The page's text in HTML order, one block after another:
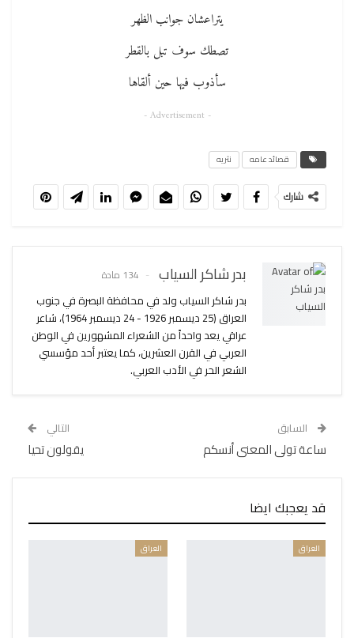
يتراعشان جوانب الظهر
تصطك سوف تبل بالقطر
سأذوب فيها حين ألقاها
- Advertisement -
قصائد عامه نثريه
شارك
بدر شاكر السياب 134 مادة
بدر شاكر السياب ولد في محافظة البصرة في جنوب
العراق (25 ديسمبر 1926 - 24 ديسمبر 1964)، شاعر
عراقي يعد واحداً من الشعراء المشهورين في الوطن
العربي في القرن العشرين، كما يعتبر أحد مؤسسي
الشعر الحر في الأدب العربي.
السابق
ساعة تولى المعنى أنسكم
التالي
يقولون تحيا
قد يعجبك ايضا
العراق العراق